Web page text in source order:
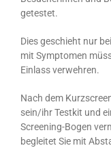
getestet.
Dies geschieht nur
mit Symptomen
Einlass verwehren.
Nach dem
sein/ihr Testkit und
Screening-Bogen
begleitet Sie mit